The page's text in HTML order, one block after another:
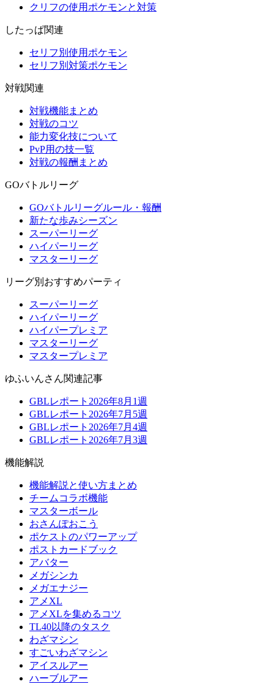
クリフの使用ポケモンと対策
したっぱ関連
セリフ別使用ポケモン
セリフ別対策ポケモン
対戦関連
対戦機能まとめ
対戦のコツ
能力変化技について
PvP用の技一覧
対戦の報酬まとめ
GOバトルリーグ
GOバトルリーグルール・報酬
新たな歩みシーズン
スーパーリーグ
ハイパーリーグ
マスターリーグ
リーグ別おすすめパーティ
スーパーリーグ
ハイパーリーグ
ハイパープレミア
マスターリーグ
マスタープレミア
ゆふいんさん関連記事
GBLレポート2026年8月1週
GBLレポート2026年7月5週
GBLレポート2026年7月4週
GBLレポート2026年7月3週
機能解説
機能解説と使い方まとめ
チームコラボ機能
マスターボール
おさんぽおこう
ポケストのパワーアップ
ポストカードブック
アバター
メガシンカ
メガエナジー
アメXL
アメXLを集めるコツ
TL40以降のタスク
わざマシン
すごいわざマシン
アイスルアー
ハーブルアー